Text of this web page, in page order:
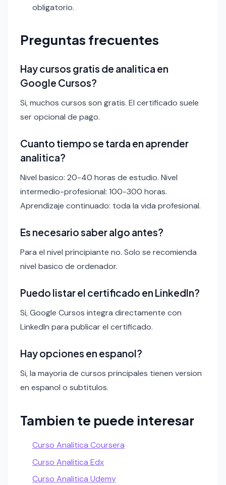
obligatorio.
Preguntas frecuentes
Hay cursos gratis de analitica en
Google Cursos?
Si, muchos cursos son gratis. El certificado suele
ser opcional de pago.
Cuanto tiempo se tarda en aprender
analitica?
Nivel basico: 20-40 horas de estudio. Nivel
intermedio-profesional: 100-300 horas.
Aprendizaje continuado: toda la vida profesional.
Es necesario saber algo antes?
Para el nivel principiante no. Solo se recomienda
nivel basico de ordenador.
Puedo listar el certificado en LinkedIn?
Si, Google Cursos integra directamente con
LinkedIn para publicar el certificado.
Hay opciones en espanol?
Si, la mayoria de cursos principales tienen version
en espanol o subtitulos.
Tambien te puede interesar
Curso Analitica Coursera
Curso Analitica Edx
Curso Analitica Udemy